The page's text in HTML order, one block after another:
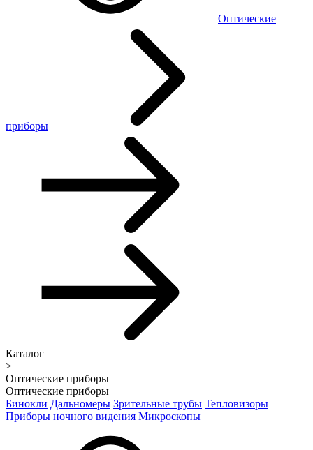
Оптические
приборы
Каталог
>
Оптические приборы
Оптические приборы
Бинокли Дальномеры Зрительные трубы Тепловизоры
Приборы ночного видения Микроскопы